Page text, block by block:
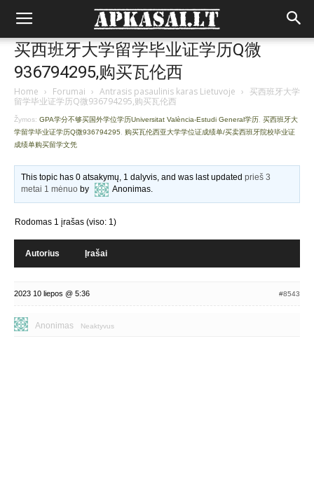
买西班牙大学留学毕业证学历Q微
936794295,购买瓦伦西
Home › Forumai › Antrasis pasaulinis karas Lietuvoje › 买西班牙大学
留学毕业证学历Q微936794295,购买瓦伦西
Žymos: GPA学分不够买国外学位学历Universitat València-Estudi General学历 买西班牙大
学留学毕业证学历Q微936794295
购买瓦伦西亚大学学位证成绩单/买卖西班牙院校毕业证
成绩单购买留学文凭
This topic has 0 atsakymų, 1 dalyvis, and was last updatedprieš 3
metai 1 mėnuo by Anonimas.
Rodomas 1 įrašas (viso: 1)
Autorius Įrašai
2023 10 liepos @ 5:36 #8543
Anonimas Neaktyvus